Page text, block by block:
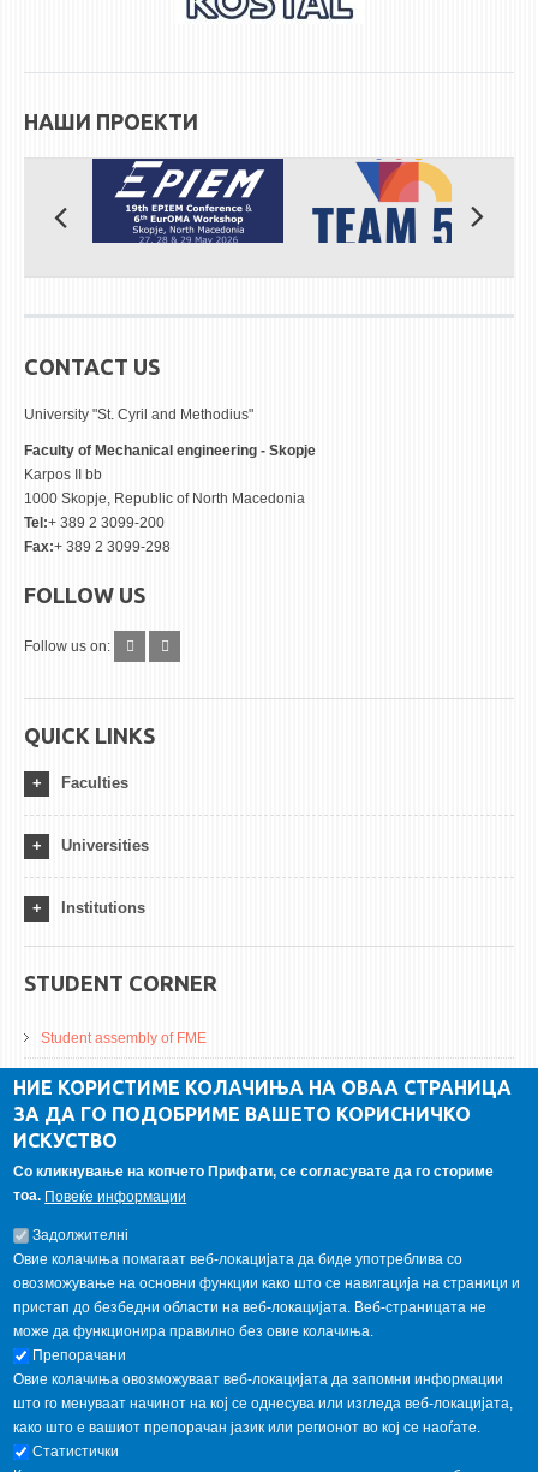
НАШИ ПРОЕКТИ
CONTACT US
University "St. Cyril and Methodius"
Faculty of Mechanical engineering - Skopje
Karpos II bb
1000 Skopje, Republic of North Macedonia
Tel:+ 389 2 3099-200
Fax:+ 389 2 3099-298
FOLLOW US
Follow us on:
QUICK LINKS
Faculties
Universities
Institutions
STUDENT CORNER
Student assembly of FME
Da Vinci Magazinne
Alumni association
GALLERY
НИЕ КОРИСТИМЕ КОЛАЧИЊА НА ОВАА СТРАНИЦА
ЗА ДА ГО ПОДОБРИМЕ ВАШЕТО КОРИСНИЧКО
ИСКУСТВО
Со кликнување на копчето Прифати, се согласувате да го сториме
тоа. Повеќе информации
Задолжителнi
Овие колачиња помагаат веб-локацијата да биде употреблива со
овозможување на основни функции како што се навигација на страници и
пристап до безбедни области на веб-локацијата. Веб-страницата не
може да функционира правилно без овие колачиња.
Препорачани
Овие колачиња овозможуваат веб-локацијата да запомни информации
што го менуваат начинот на кој се однесува или изгледа веб-локацијата,
како што е вашиот препорачан јазик или регионот во кој се наоѓате.
Статистички